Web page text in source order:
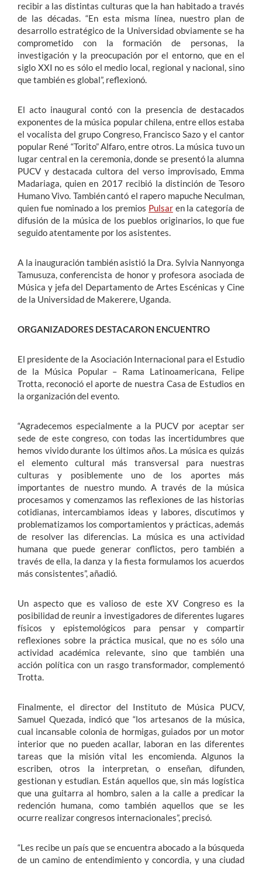
recibir a las distintas culturas que la han habitado a través
de las décadas. “En esta misma línea, nuestro plan de
desarrollo estratégico de la Universidad obviamente se ha
comprometido con la formación de personas, la
investigación y la preocupación por el entorno, que en el
siglo XXI no es sólo el medio local, regional y nacional, sino
que también es global”, reflexionó.
El acto inaugural contó con la presencia de destacados
exponentes de la música popular chilena, entre ellos estaba
el vocalista del grupo Congreso, Francisco Sazo y el cantor
popular René “Torito” Alfaro, entre otros. La música tuvo un
lugar central en la ceremonia, donde se presentó la alumna
PUCV y destacada cultora del verso improvisado, Emma
Madariaga, quien en 2017 recibió la distinción de Tesoro
Humano Vivo. También cantó el rapero mapuche Neculman,
quien fue nominado a los premios Pulsaren la categoría de
difusión de la música de los pueblos originarios, lo que fue
seguido atentamente por los asistentes.
A la inauguración también asistió la Dra. Sylvia Nannyonga
Tamusuza, conferencista de honor y profesora asociada de
Música y jefa del Departamento de Artes Escénicas y Cine
de la Universidad de Makerere, Uganda.
ORGANIZADORES DESTACARON ENCUENTRO
El presidente de la Asociación Internacional para el Estudio
de la Música Popular – Rama Latinoamericana, Felipe
Trotta, reconoció el aporte de nuestra Casa de Estudios en
la organización del evento.
“Agradecemos especialmente a la PUCV por aceptar ser
sede de este congreso, con todas las incertidumbres que
hemos vivido durante los últimos años. La música es quizás
el elemento cultural más transversal para nuestras
culturas y posiblemente uno de los aportes más
importantes de nuestro mundo. A través de la música
procesamos y comenzamos las reflexiones de las historias
cotidianas, intercambiamos ideas y labores, discutimos y
problematizamos los comportamientos y prácticas, además
de resolver las diferencias. La música es una actividad
humana que puede generar conflictos, pero también a
través de ella, la danza y la fiesta formulamos los acuerdos
más consistentes”, añadió.
Un aspecto que es valioso de este XV Congreso es la
posibilidad de reunir a investigadores de diferentes lugares
físicos y epistemológicos para pensar y compartir
reflexiones sobre la práctica musical, que no es sólo una
actividad académica relevante, sino que también una
acción política con un rasgo transformador, complementó
Trotta.
Finalmente, el director del Instituto de Música PUCV,
Samuel Quezada, indicó que “los artesanos de la música,
cual incansable colonia de hormigas, guiados por un motor
interior que no pueden acallar, laboran en las diferentes
tareas que la misión vital les encomienda. Algunos la
escriben, otros la interpretan, o enseñan, difunden,
gestionan y estudian. Están aquellos que, sin más logística
que una guitarra al hombro, salen a la calle a predicar la
redención humana, como también aquellos que se les
ocurre realizar congresos internacionales”, precisó.
“Les recibe un país que se encuentra abocado a la búsqueda
de un camino de entendimiento y concordia, y una ciudad